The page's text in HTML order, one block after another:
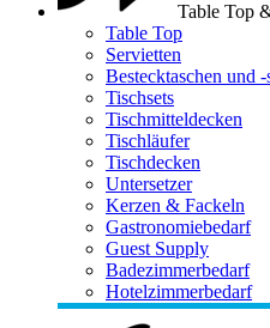
Table Top
Table Top
Servietten
Bestecktaschen und -
Tischsets
Tischmitteldecken
Tischläufer
Tischdecken
Untersetzer
Kerzen & Fackeln
Gastronomiebedarf
Guest Supply
Badezimmerbedarf
Hotelzimmerbedarf